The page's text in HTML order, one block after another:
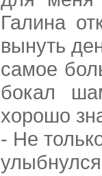
Галина
вынуть
самое
бокал
хорошо
- Не